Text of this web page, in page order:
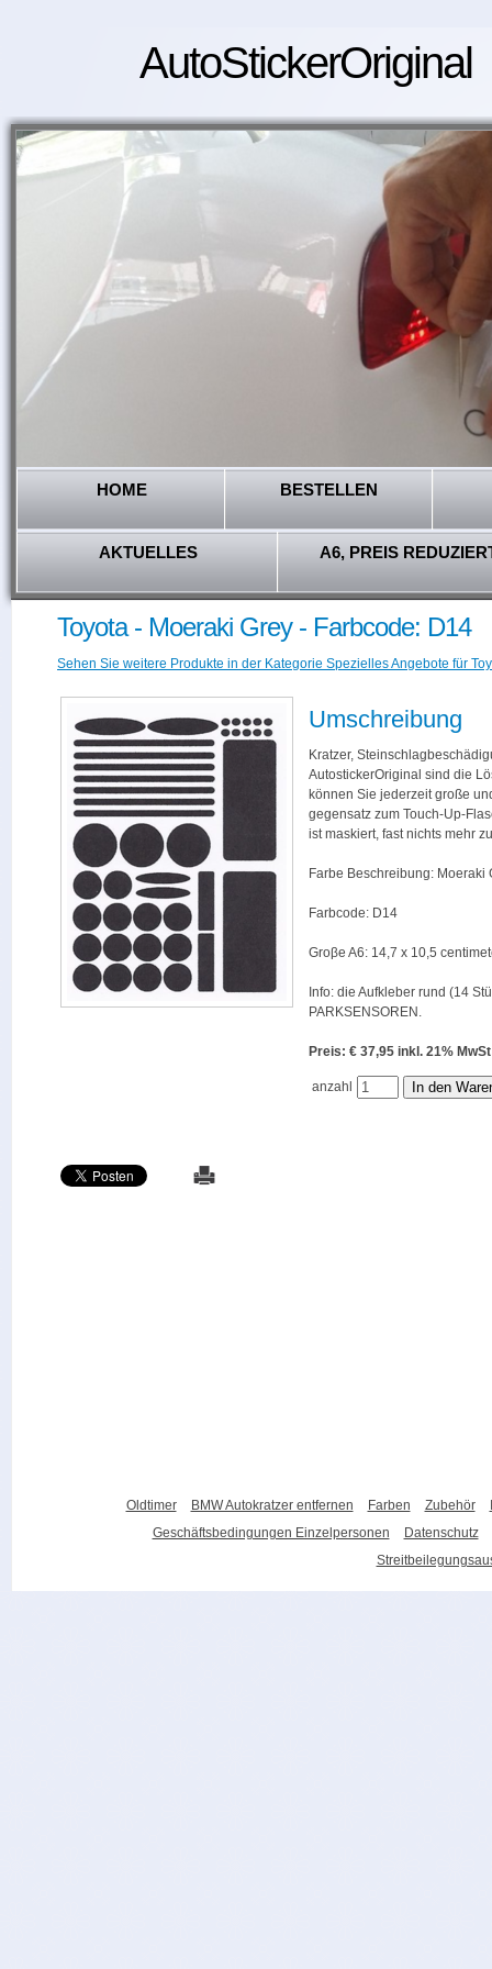
AutoStickerOriginal
HOME BESTELLEN
AKTUELLES A6, PREIS
Toyota - Moeraki Grey - Farbcode: D14
Sehen Sie weitere Produkte in der Kategorie Spezielles Angebote für
Umschreibung
Kratzer,
AutostickerOriginal sind die
können Sie jederzeit große
gegensatz zum Touch-Up-
ist maskiert, fast nichts mehr
Farbe Beschreibung: Moeraki
Farbcode: D14
Groβe A6: 14,7 x 10,5
Info: die Aufkleber rund (14
PARKSENSOREN.
Preis: € 37,95 inkl. 21%
anzahl
Oldtimer BMW Autokratzer entfernen Farben Zubehör
Geschäftsbedingungen Einzelpersonen
Datenschutz